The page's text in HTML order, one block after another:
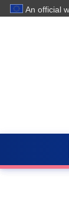
An official